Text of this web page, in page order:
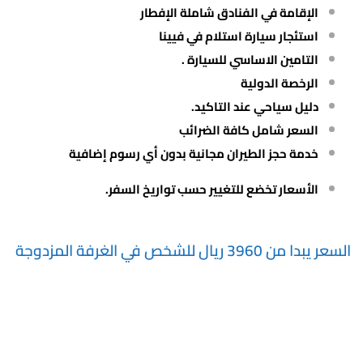
الإقامة في الفنادق شاملة الإفطار
استئجار سيارة استلام في فيينا
التامين الاساسي للسيارة .
الرخصة الدولية
دليل سياحي عند التاكيد.
السعر شامل كافة الضرائب
خدمة حجز الطيران مجانية بدون أي رسوم إضافية
الأسعار تخضع للتغيير حسب تواريخ السفر.
السعر يبدا من 3960 ريال للشخص في الغرفة المزدوجة